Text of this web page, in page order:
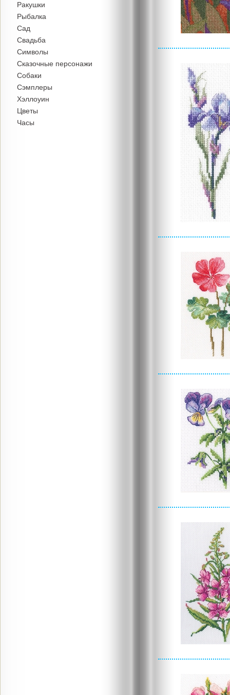
Ракушки
Рыбалка
Сад
Свадьба
Символы
Сказочные персонажи
Собаки
Сэмплеры
Хэллоуин
Цветы
Часы